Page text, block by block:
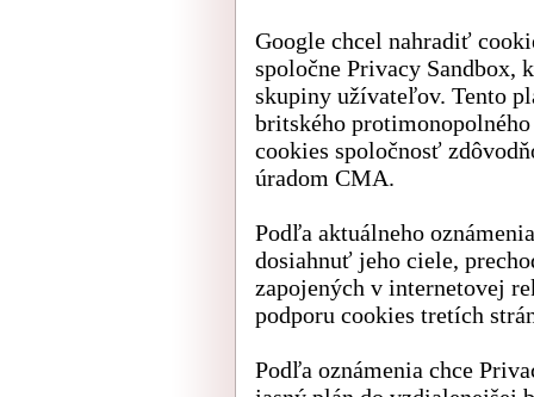
Google chcel nahradiť
spoločne Privacy
skupiny užívateľov. Tento
britského
cookies spoločnosť
úradom CMA.
Podľa aktuálneho
dosiahnuť jeho ciele,
zapojených v internetovej
podporu cookies tretích
Podľa oznámenia chce